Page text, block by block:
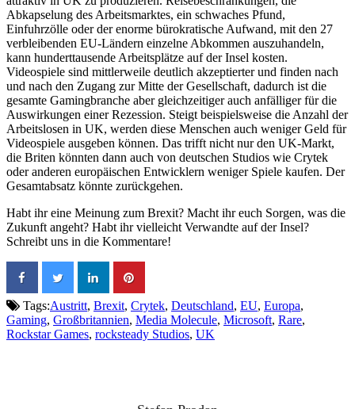
Abkapselung des Arbeitsmarktes, ein schwaches Pfund,
Einfuhrzölle oder der enorme bürokratische Aufwand, mit den 27
verbleibenden EU-Ländern einzelne Abkommen auszuhandeln,
kann hunderttausende Arbeitsplätze auf der Insel kosten.
Videospiele sind mittlerweile deutlich akzeptierter und finden nach
und nach den Zugang zur Mitte der Gesellschaft, dadurch ist die
gesamte Gamingbranche aber gleichzeitiger auch anfälliger für die
Auswirkungen einer Rezession. Steigt beispielsweise die Anzahl der
Arbeitslosen in UK, werden diese Menschen auch weniger Geld für
Videospiele ausgeben können. Das trifft nicht nur den UK-Markt,
die Briten könnten dann auch von deutschen Studios wie Crytek
oder anderen europäischen Entwicklern weniger Spiele kaufen. Der
Gesamtabsatz könnte zurückgehen.
Habt ihr eine Meinung zum Brexit? Macht ihr euch Sorgen, was die
Zukunft angeht? Habt ihr vielleicht Verwandte auf der Insel?
Schreibt uns in die Kommentare!
Tags:Austritt, Brexit, Crytek, Deutschland, EU, Europa,
Gaming, Großbritannien, Media Molecule, Microsoft, Rare,
Rockstar Games, rocksteady Studios, UK